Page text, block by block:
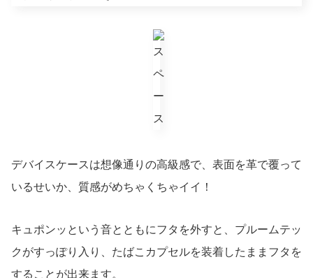
デバイスケースは想像通りの高級感で、表面を革で覆って
いるせいか、質感がめちゃくちゃイイ！
キュポンッという音とともにフタを外すと、プルームテッ
クがすっぽり入り、たばこカプセルを装着したままフタを
することが出来ます。